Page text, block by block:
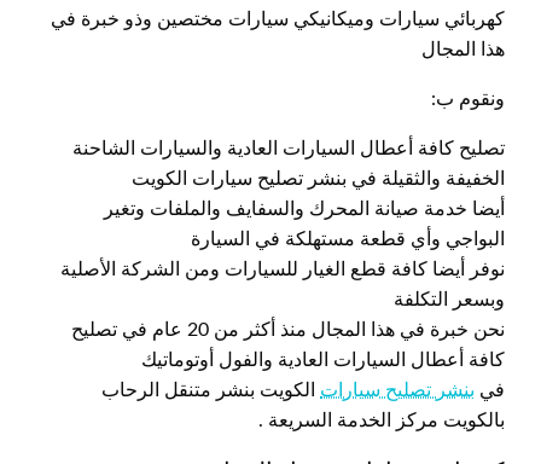
كهربائي سيارات وميكانيكي سيارات مختصين وذو خبرة في
هذا المجال
ونقوم ب:
تصليح كافة أعطال السيارات العادية والسيارات الشاحنة
الخفيفة والثقيلة في بنشر تصليح سيارات الكويت
أيضا خدمة صيانة المحرك والسفايف والملفات وتغير
البواجي وأي قطعة مستهلكة في السيارة
نوفر أيضا كافة قطع الغيار للسيارات ومن الشركة الأصلية
وبسعر التكلفة
نحن خبرة في هذا المجال منذ أكثر من 20 عام في تصليح
كافة أعطال السيارات العادية والفول أوتوماتيك
في بنشر تصليح سيارات الكويت بنشر متنقل الرحاب
بالكويت مركز الخدمة السريعة .